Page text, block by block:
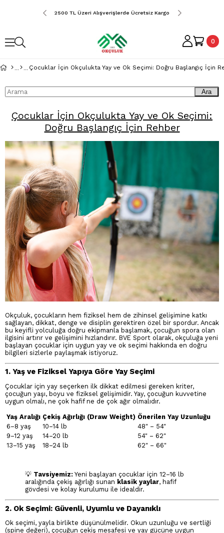
Ücretsiz Kargo 2500 TL Üzeri Alışverişlerde Ücretsiz Kargo 2500 TL Üzeri
0
Çocuklar İçin Okçulukta Yay ve Ok Seçimi: Doğru Başlangıç İçin
Ara
Çocuklar İçin Okçulukta Yay ve Ok Seçimi:
Doğru Başlangıç İçin Rehber
Okçuluk, çocukların hem fiziksel hem de zihinsel gelişimine katkı
sağlayan, dikkat, denge ve disiplin gerektiren özel bir spordur. Ancak
bu keyifli yolculuğa doğru ekipmanla başlamak, çocuğun spora olan
ilgisini artırır ve gelişimini hızlandırır. BVE Sport olarak, okçuluğa yeni
başlayan çocuklar için uygun yay ve ok seçimi hakkında en doğru
bilgileri sizlerle paylaşmak istiyoruz.
1. Yaş ve Fiziksel Yapıya Göre Yay Seçimi
Çocuklar için yay seçerken ilk dikkat edilmesi gereken kriter,
çocuğun yaşı, boyu ve fiziksel gelişimidir. Yay, çocuğun kuvvetine
uygun olmalı, ne çok hafif ne de çok ağır olmalıdır.
Yaş Aralığı Çekiş Ağırlığı (Draw Weight) Önerilen Yay Uzunluğu
6–8 yaş
10–14 lb
48" – 54"
9–12 yaş
14–20 lb
54" – 62"
13–15 yaş
18–24 lb 62" – 66"
💡 Tavsiyemiz: Yeni başlayan çocuklar için 12–16 lb
aralığında çekiş ağırlığı sunan klasik yaylar, hafif
gövdesi ve kolay kurulumu ile idealdir.
2. Ok Seçimi: Güvenli, Uyumlu ve Dayanıklı
Ok seçimi, yayla birlikte düşünülmelidir. Okun uzunluğu ve sertliği
(spine değeri), çocuğun çekiş mesafesi ve yay gücüne uygun